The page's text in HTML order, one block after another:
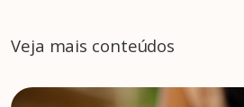
Veja mais conteúdos